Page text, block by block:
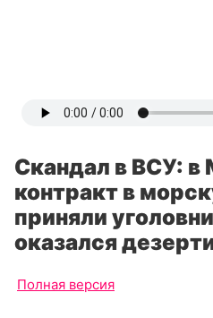
Скандал в ВСУ: в
контракт в
приняли
оказался
Полная версия